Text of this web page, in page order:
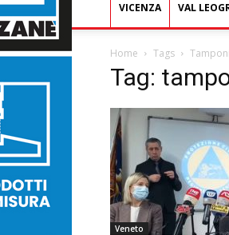
VICENZA VAL
Home Tags Tamponi
Tag:
Veneto